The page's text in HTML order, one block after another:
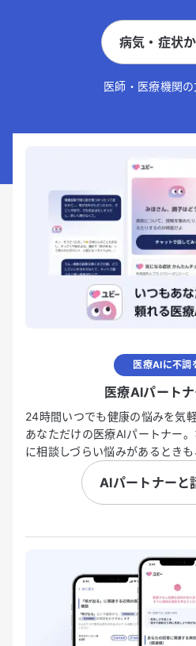
病気・症状
医師・医療機関
医療AIに不調
医療AIパート
24時間いつでも健康の悩みを気
あなただけの医療AIパートナー
に相談しづらい悩みがあるとき
AIパートナーと